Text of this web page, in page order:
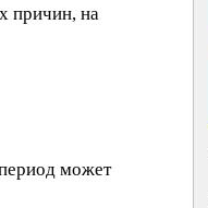
причин, на
может